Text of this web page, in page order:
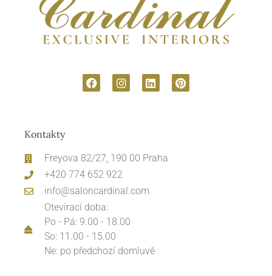
Kontakty
Freyova 82/27, 190 00 Praha
+420 774 652 922
info@saloncardinal.com
Otevírací doba:
Po - Pá: 9.00 - 18.00
So: 11.00 - 15.00
Ne: po předchozí domluvě